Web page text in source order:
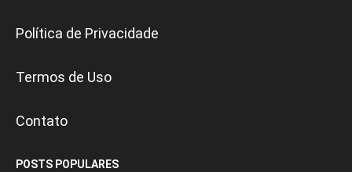
Política de Privacidade
Termos de Uso
Contato
POSTS POPULARES